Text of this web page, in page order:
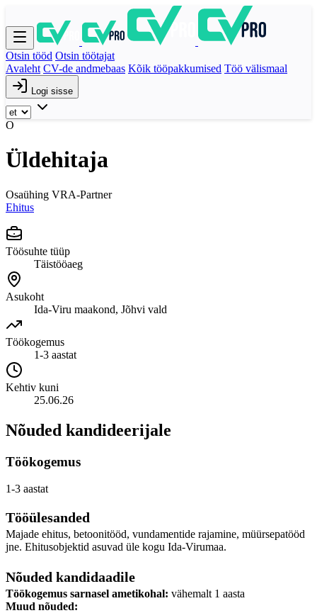
Otsin tööd Otsin töötajat
Avaleht CV-de andmebaas Kõik tööpakkumised Töö välismaal
Logi sisse
O
Üldehitaja
Osaühing VRA-Partner
Ehitus
Töösuhte tüüp
Täistööaeg
Asukoht
Ida-Viru maakond, Jõhvi vald
Töökogemus
1-3 aastat
Kehtiv kuni
25.06.26
Nõuded kandideerijale
Töökogemus
1-3 aastat
Tööülesanded
Majade ehitus, betoonitööd, vundamentide rajamine, müürsepatööd
jne. Ehitusobjektid asuvad üle kogu Ida‑Virumaa.
Nõuded kandidaadile
Töökogemus sarnasel ametikohal: vähemalt 1 aasta
Muud nõuded: